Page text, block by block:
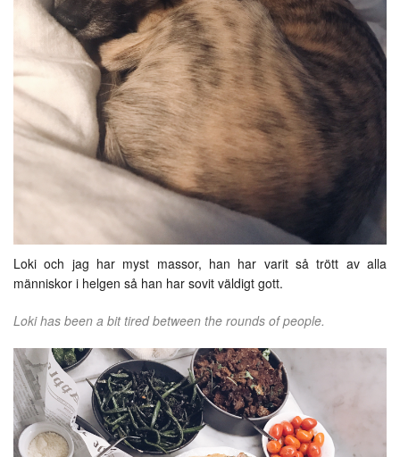
Loki och jag har myst massor, han har varit så trött av alla
människor i helgen så han har sovit väldigt gott.
Loki has been a bit tired between the rounds of people.